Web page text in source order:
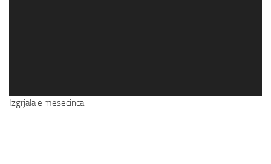
Izgrjala e mesecinca